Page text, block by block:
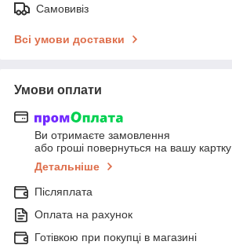
Самовивіз
Всі умови доставки
Умови оплати
Ви отримаєте замовлення
або гроші повернуться на вашу картку
Детальніше
Післяплата
Оплата на рахунок
Готівкою при покупці в магазині